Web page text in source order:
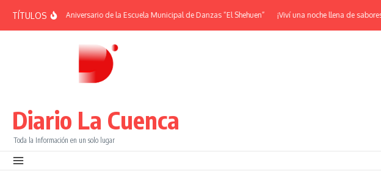
TÍTULOS| 38° Aniversario de la Escuela Municipal de Danzas “El Shehuen” ¡Viví una noche llena de sabores!
Diario La Cuenca
Toda la Información en un solo lugar